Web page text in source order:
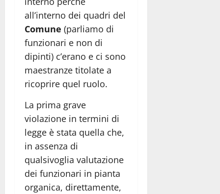
all’interno dei quadri del
Comune (parliamo di
funzionari e non di
dipinti) c’erano e ci sono
maestranze titolate a
ricoprire quel ruolo.
La prima grave
violazione in termini di
legge è stata quella che,
in assenza di
qualsivoglia valutazione
dei funzionari in pianta
organica, direttamente,